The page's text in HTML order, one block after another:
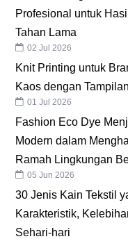
Profesional untuk
Tahan Lama
02 Jul 2026
Knit Printing untuk
Kaos dengan
01 Jul 2026
Fashion Eco Dye
Modern dalam
Ramah Lingkungan
05 Jun 2026
30 Jenis Kain Tekstil
Karakteristik,
Sehari-hari